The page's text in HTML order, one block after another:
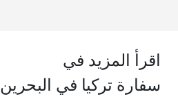
اقرأ المزيد في
سفارة تركيا في البحرين